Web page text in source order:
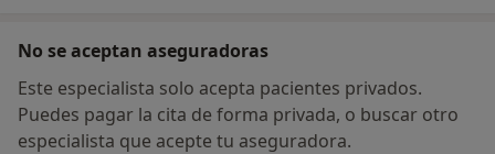
No se aceptan aseguradoras
Este especialista solo acepta pacientes privados.
Puedes pagar la cita de forma privada, o buscar otro
especialista que acepte tu aseguradora.